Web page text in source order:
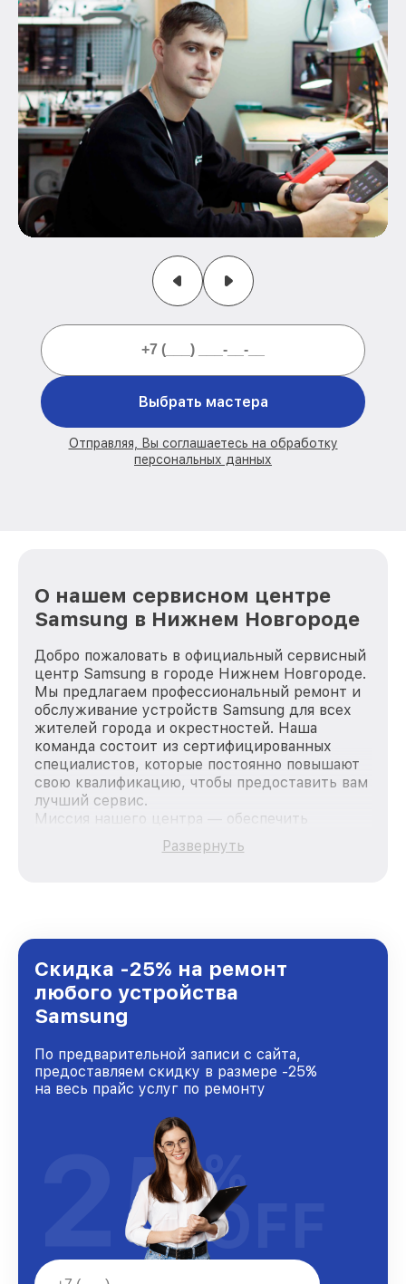
Выбрать мастера
Отправляя, Вы соглашаетесь на обработку
персональных данных
О нашем сервисном центре
Samsung в Нижнем Новгороде
Добро пожаловать в официальный сервисный
центр Samsung в городе Нижнем Новгороде.
Мы предлагаем профессиональный ремонт и
обслуживание устройств Samsung для всех
жителей города и окрестностей. Наша
команда состоит из сертифицированных
специалистов, которые постоянно повышают
свою квалификацию, чтобы предоставить вам
лучший сервис.
Миссия нашего центра — обеспечить
качественный и доступный ремонт для
каждого пользователя продукции Samsung,
городе Нижнем Новгороде, постоянно
повышая уровень доверия и лояльности
наших клиентов.
Развернуть
Скидка -25% на ремонт
любого устройства
Samsung
По предварительной записи с сайта,
предоставляем скидку в размере -25%
на весь прайс услуг по ремонту
25%
OFF